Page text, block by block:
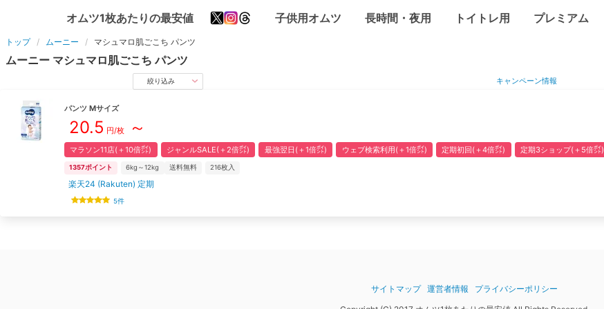
オムツ1枚あたりの最安値 子供用オムツ 長時間・夜用 トイトレ用 プレミアム
トップ ムーニー マシュマロ肌ごこち パンツ
ムーニー マシュマロ肌ごこち パンツ
絞り込み キャンペーン情報
パンツ Mサイズ
20.5 円/枚～
マラソン11店(＋10倍㌽) ジャンルSALE(＋2倍㌽) 最強翌日(＋1倍㌽) ウェブ検索利用(＋1倍㌽) 定期初回(＋4倍㌽) 定期3ショップ(＋5倍㌽)
1357ポイント 6kg～12kg 送料無料 216枚入
楽天24 (Rakuten) 定期
5件
サイトマップ 運営者情報
プライバシーポリシー